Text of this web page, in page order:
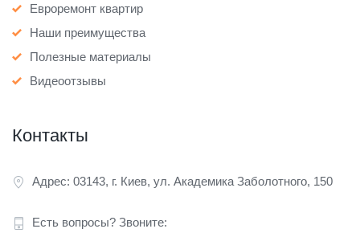
Евроремонт квартир
Наши преимущества
Полезные материалы
Видеоотзывы
Контакты
Адрес: 03143, г. Киев, ул. Академика Заболотного, 150
Есть вопросы? Звоните: